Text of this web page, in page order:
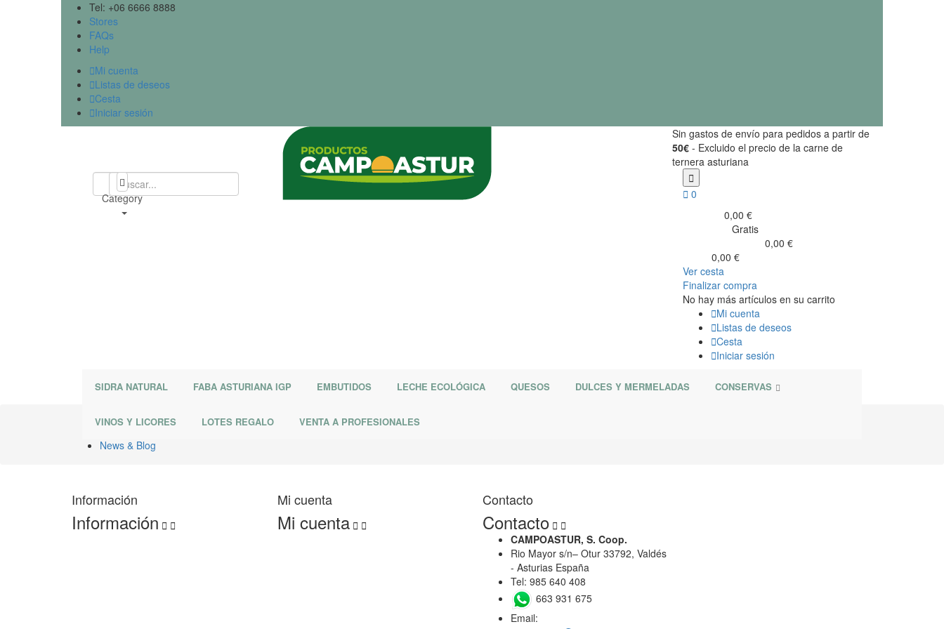
Tel: +06 6666 8888
Stores
FAQs
Help
Mi cuenta
Listas de deseos
Cesta
Iniciar sesión
All
Category
Sin gastos de envío para pedidos a partir de
50€ - Excluido el precio de la carne de
ternera asturiana

 0
0,00 €
Gratis
0,00 €
0,00 €
Ver cesta
Finalizar compra
No hay más artículos en su carrito
Mi cuenta
Listas de deseos
Cesta
Iniciar sesión
SIDRA NATURAL FABA ASTURIANA IGP EMBUTIDOS LECHE ECOLÓGICA QUESOS DULCES Y MERMELADAS CONSERVAS
VINOS Y LICORES LOTES REGALO VENTA A PROFESIONALES
News & Blog
Información
Información  
Mi cuenta
Mi cuenta  
Contacto
Contacto  
CAMPOASTUR, S. Coop.
Rio Mayor s/n– Otur 33792, Valdés
- Asturias España
Tel: 985 640 408
663 931 675
Email: